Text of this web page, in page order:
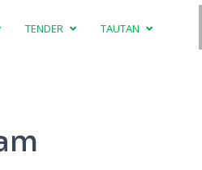
TENDER TAUTAN